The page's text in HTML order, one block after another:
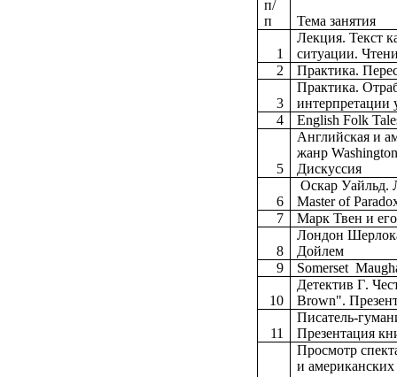
п/
п
Тема занятия
1
Лекция. Текст
ситуации.
2
Практика.
3
Практика.
интерпретации
4
English Folk
5
Английская и
жанр
Дискуссия
6
Оскар Уайльд.
Master ofParado
7
Марк Твен и
8
Лондон
Дойлем
9
Somerset
10
Детектив Г.
Brown".
11
Писатель-
Презентация
Просмотр
и американских